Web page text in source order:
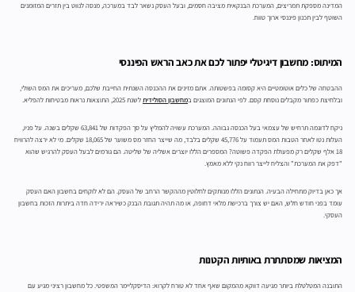
המדינה מספקת תמריצים, המערכת הבנקאית מציבה חסמים, ובעל העסק נשאר לבד במערכה, מנסה לנווט בין תזרים המזומנים
השוטף לבין תכנון פיננסי ארוך טווח.
המיתוס: מחשבון דיגיטלי יפתור לכם את כאב הראש הפיננסי
ההבטחה של כלים אוטומטיים היא קסומה בפשטותה. אתם מזינים את ההכנסה השנתית החייבת שלכם, מעריכים את המס השולי,
ובלחיצת כפתור מקבלים נוסחת קסם. לפי הנתונים המוצגים במחשבון הסולידיתלשנת 2025, התוצאות נראות מבטיחות להפליא.
ניקח לדוגמה תרחיש של עצמאי בעל הכנסה גבוהה. המערכת עשויה להמליץ על סך הפקדות של 63,841 שקלים בשנה. על פניו,
העלות נטו לאחר הטבות המס תעמוד על 45,776 שקלים בלבד, מה שייצר החזר מס משוער של 18,065 שקלים. מי לא ירצה להרוויח
18 אלף שקלים רק מפעולת הפקדה פשוטה? המספרים הללו יוצרים אשליה של שליטה. הם גורמים לבעל העסק להרגיש שהוא
"דפק את המערכת" והצליח לייצר רווח נקי ללא מאמץ.
אך כאן בדיוק מתחילה הבעיה. הנתונים הללו מנותקים לחלוטין מההקשר הרחב של העסק. הם לא לוקחים בחשבון האם העסק
עומד בפני חודש חלש, האם יש צורך ברכישת מלאי דחופה, או מה תהיה תגובת הבנק כשיראה ירידה חדה ביתרות הזכות בחשבון
העסקי.
המציאות שמסתתרת באותיות הקטנות
התובנה המטלטלת ביותר מגיעה דווקא מהמקום שאף אחד לא טורח לקרוא: הדיסקליימר המשפטי. כל מחשבון רציני מגיע עם